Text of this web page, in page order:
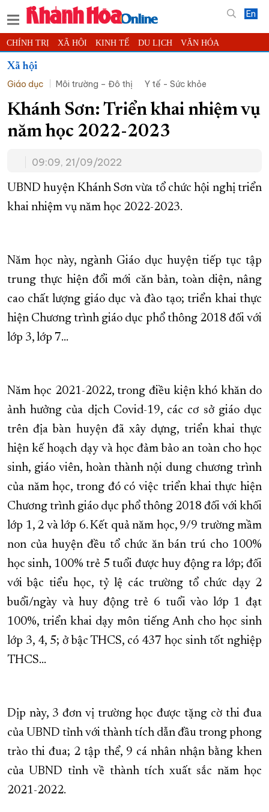
En
CHÍNH TRỊ XÃ HỘI KINH TẾ DU LỊCH VĂN HÓA
THỂ THAO
KHOA HỌC - CÔNG NGHỆ PHÁP LUẬT BẠN ĐỌC
THẾ GIỚI MULTIMEDIA VIDEO ĐỌC BÁO ONLINE
PODCAST THÔNG TIN - QUẢNG CÁO
TRƯỜNG SA BIỂN ĐẢO QUÊ HƯƠNG
CHUNG TAY CẢI CÁCH HÀNH CHÍNH
XÂY DỰNG NÔNG THÔN MỚI LỊCH CẮT ĐIỆN
KHOẢNH KHẮC ĐẸP XỨ TRẦM
XÂY DỰNG KHÁNH HÒA TRỞ THÀNH THÀNH PHỐ TRỰC THUỘC
Xã hội
Giáo dục
Môi trường – Đô thị Y tế - Sức khỏe
Khánh Sơn: Triển khai nhiệm vụ
năm học 2022-2023
09:09, 21/09/2022
UBND huyện Khánh Sơn vừa tổ chức hội nghị triển
khai nhiệm vụ năm học 2022-2023.
Năm học này, ngành Giáo dục huyện tiếp tục tập
trung thực hiện đổi mới căn bản, toàn diện, nâng
cao chất lượng giáo dục và đào tạo; triển khai thực
hiện Chương trình giáo dục phổ thông 2018 đối với
lớp 3, lớp 7...
Năm học 2021-2022, trong điều kiện khó khăn do
ảnh hưởng của dịch Covid-19, các cơ sở giáo dục
trên địa bàn huyện đã xây dựng, triển khai thực
hiện kế hoạch dạy và học đảm bảo an toàn cho học
sinh, giáo viên, hoàn thành nội dung chương trình
của năm học, trong đó có việc triển khai thực hiện
Chương trình giáo dục phổ thông 2018 đối với khối
lớp 1, 2 và lớp 6. Kết quả năm học, 9/9 trường mầm
non của huyện đều tổ chức ăn bán trú cho 100%
học sinh, 100% trẻ 5 tuổi được huy động ra lớp; đối
với bậc tiểu học, tỷ lệ các trường tổ chức dạy 2
buổi/ngày và huy động trẻ 6 tuổi vào lớp 1 đạt
100%, triển khai dạy môn tiếng Anh cho học sinh
lớp 3, 4, 5; ở bậc THCS, có 437 học sinh tốt nghiệp
THCS…
Dịp này, 3 đơn vị trường học được tặng cờ thi đua
của UBND tỉnh với thành tích dẫn đầu trong phong
trào thi đua; 2 tập thể, 9 cá nhân nhận bằng khen
của UBND tỉnh về thành tích xuất sắc năm học
2021-2022.